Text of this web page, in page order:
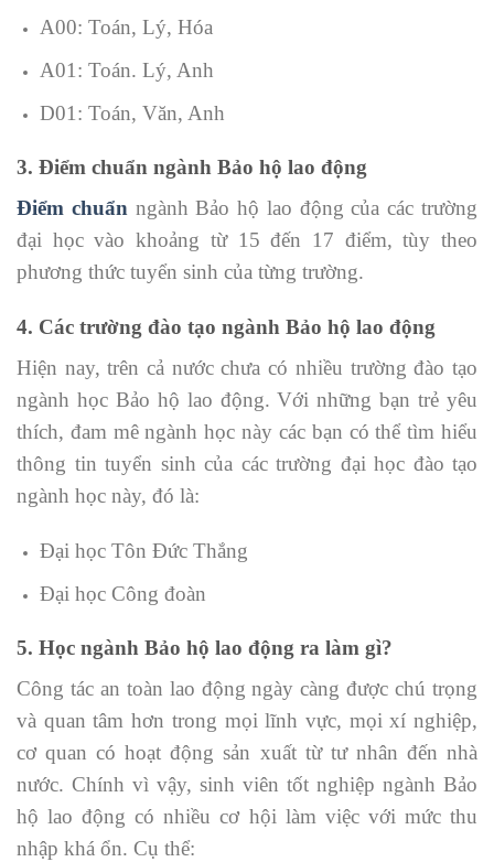
A00: Toán, Lý, Hóa
A01: Toán. Lý, Anh
D01: Toán, Văn, Anh
3. Điểm chuẩn ngành Bảo hộ lao động
Điểm chuẩnngành Bảo hộ lao động của các trường
đại học vào khoảng từ 15 đến 17 điểm, tùy theo
phương thức tuyển sinh của từng trường.
4. Các trường đào tạo ngành Bảo hộ lao động
Hiện nay, trên cả nước chưa có nhiều trường đào tạo
ngành học Bảo hộ lao động. Với những bạn trẻ yêu
thích, đam mê ngành học này các bạn có thể tìm hiểu
thông tin tuyển sinh của các trường đại học đào tạo
ngành học này, đó là:
Đại học Tôn Đức Thắng
Đại học Công đoàn
5. Học ngành Bảo hộ lao động ra làm gì?
Công tác an toàn lao động ngày càng được chú trọng
và quan tâm hơn trong mọi lĩnh vực, mọi xí nghiệp,
cơ quan có hoạt động sản xuất từ tư nhân đến nhà
nước. Chính vì vậy, sinh viên tốt nghiệp ngành Bảo
hộ lao động có nhiều cơ hội làm việc với mức thu
nhập khá ổn. Cụ thể: